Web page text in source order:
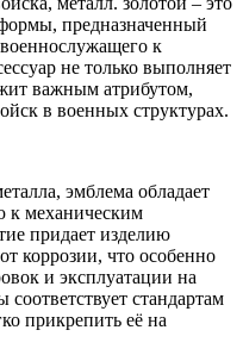
предназначенный
к
не только выполняет
важным атрибутом,
в военных структурах.
эмблема обладает
к механическим
придает изделию
коррозии, что особенно
и эксплуатации на
стандартам
прикрепить её на